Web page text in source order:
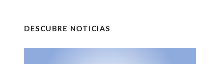
DESCUBRE NOTICIAS